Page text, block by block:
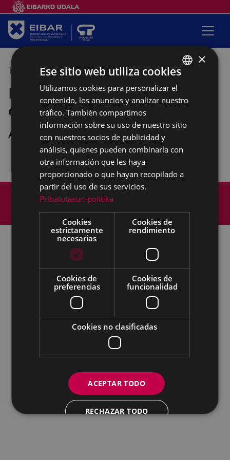
18/10/2019 09:30 -11:30
Empalabramiento: clases de
castellano
Andretxea
Mapa del Sitio
Aviso legal
Política de cookies
Accesibilidad
Todas las redes sociales del Ayuntamiento
Eibarko Andretxea - Isasi kalea, 11 | 20600 Eibar
Andretxea: 943 54 39 38
Igualdad: 943 70 84 40
andretxea@eibar.eus
berdintasuna@eibar.eus
IFZ: P2003100A | DIR3 L01200300
BASQUE
SPANISH
×
Ese sitio web utiliza cookies
Utilizamos cookies para personalizar el
contenido, los anuncios y analizar nuestro
tráfico. También compartimos
información sobre su uso de nuestro sitio
con nuestros socios de publicidad y
análisis, quienes pueden combinarla con
otra información que les haya
proporcionado o que hayan recopilado a
partir del uso de sus servicios.
Pribatutasun-politika
Cookies
estrictamente
necesarias
Cookies de
rendimiento
Cookies de
preferencias
Cookies de
funcionalidad
Cookies no clasificadas
ACEPTAR TODO
RECHAZAR TODO